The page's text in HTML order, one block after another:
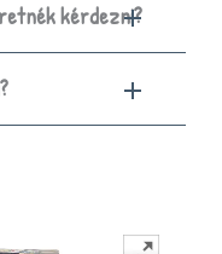
kérdezni?